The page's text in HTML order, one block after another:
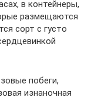
в контейнеры,
размещаются
сорт с густо
побеги,
изнаночная